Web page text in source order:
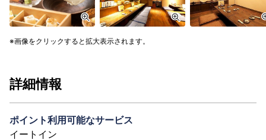
画像をクリックすると拡大表示されます。
詳細情報
ポイント利用可能なサービス
イートイン